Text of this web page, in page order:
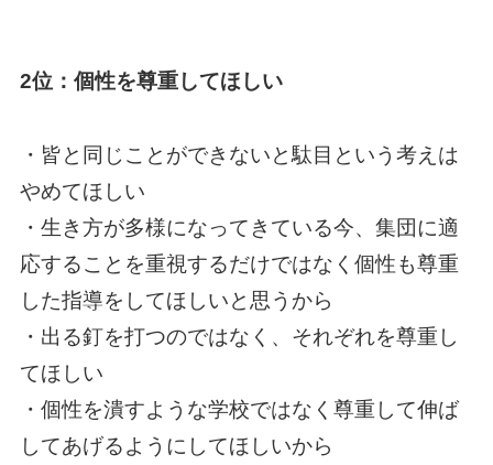
2位：個性を尊重してほしい
・皆と同じことができないと駄目という考えは
やめてほしい
・生き方が多様になってきている今、集団に適
応することを重視するだけではなく個性も尊重
した指導をしてほしいと思うから
・出る釘を打つのではなく、それぞれを尊重し
てほしい
・個性を潰すような学校ではなく尊重して伸ば
してあげるようにしてほしいから